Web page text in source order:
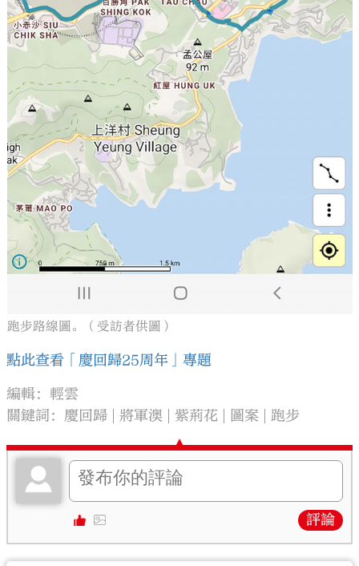
跑步路線圖。（受訪者供圖）
點此查看「慶回歸25周年」專題
編輯：輕雲
關鍵詞： 慶回歸 將軍澳 紫荊花 圖案 跑步
評論